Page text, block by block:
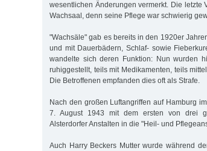
wesentlichen Änderungen vermerkt. Die letzte
Wachsaal, denn seine Pflege war schwierig
"Wachsäle" gab es bereits in den 1920er
und mit Dauerbädern, Schlaf- sowie
wandelte sich deren Funktion: Nun wurden
ruhiggestellt, teils mit Medikamenten, teils
Die Betroffenen empfanden dies oft als Strafe.
Nach den großen Luftangriffen auf Hamburg
7. August 1943 mit dem ersten von drei
Alsterdorfer Anstalten in die "Heil- und
Auch Harry Beckers Mutter wurde während